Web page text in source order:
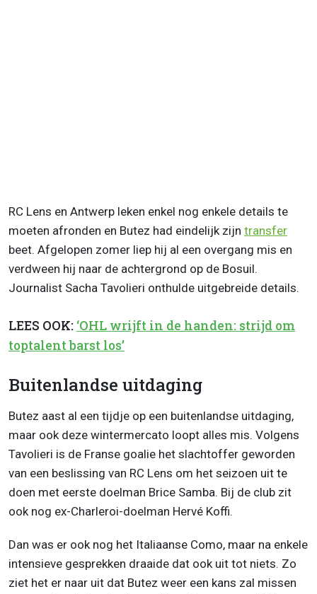
RC Lens en Antwerp leken enkel nog enkele details te
moeten afronden en Butez had eindelijk zijn transfer
beet. Afgelopen zomer liep hij al een overgang mis en
verdween hij naar de achtergrond op de Bosuil.
Journalist Sacha Tavolieri onthulde uitgebreide details.
LEES OOK: ‘OHL wrijft in de handen: strijd om
toptalent barst los’
Buitenlandse uitdaging
Butez aast al een tijdje op een buitenlandse uitdaging,
maar ook deze wintermercato loopt alles mis. Volgens
Tavolieri is de Franse goalie het slachtoffer geworden
van een beslissing van RC Lens om het seizoen uit te
doen met eerste doelman Brice Samba. Bij de club zit
ook nog ex-Charleroi-doelman Hervé Koffi.
Dan was er ook nog het Italiaanse Como, maar na enkele
intensieve gesprekken draaide dat ook uit tot niets. Zo
ziet het er naar uit dat Butez weer een kans zal missen